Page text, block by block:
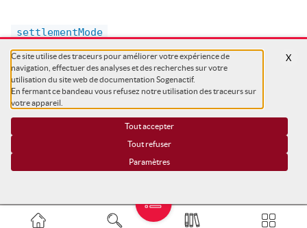
settlementMode
Mentions légales
Ce site utilise des traceurs pour améliorer votre expérience de
navigation, effectuer des analyses et des recherches sur votre
utilisation du site web de documentation Sogenactif.
En fermant ce bandeau vous refusez notre utilisation des traceurs sur
votre appareil.
Tout accepter
Tout refuser
Paramètres
X